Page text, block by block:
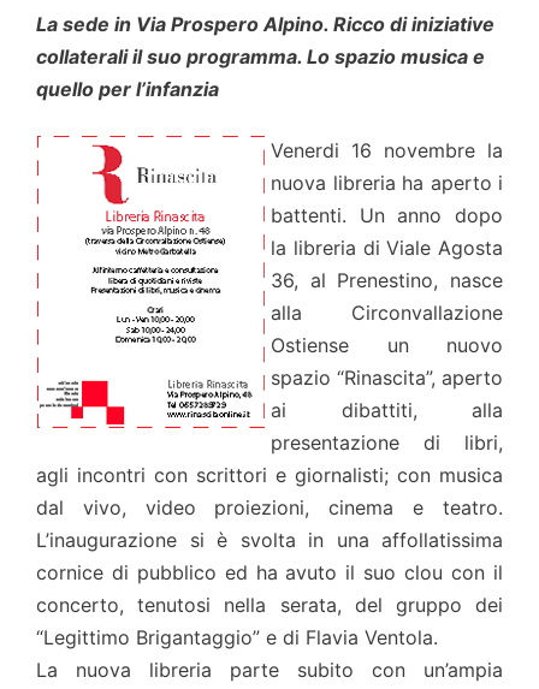
La sede in Via Prospero Alpino. Ricco di iniziative
collaterali il suo programma. Lo spazio musica e
quello per l’infanzia
Venerdi 16 novembre la
nuova libreria ha aperto i
battenti. Un anno dopo
la libreria di Viale Agosta
36, al Prenestino, nasce
alla Circonvallazione
Ostiense un nuovo
spazio “Rinascita”, aperto
ai dibattiti, alla
presentazione di libri,
agli incontri con scrittori e giornalisti; con musica
dal vivo, video proiezioni, cinema e teatro.
L’inaugurazione si è svolta in una affollatissima
cornice di pubblico ed ha avuto il suo clou con il
concerto, tenutosi nella serata, del gruppo dei
“Legittimo Brigantaggio” e di Flavia Ventola.
La nuova libreria parte subito con un’ampia